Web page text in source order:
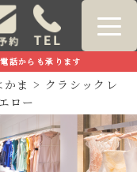
話からも承ります
かま > クラシックレ
ロー